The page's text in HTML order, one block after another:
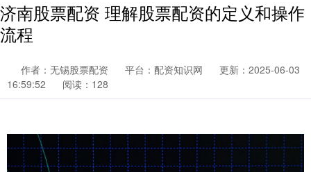
济南股票配资 理解股票配资的定义和操作
流程
作者：无锡股票配资 平台：配资知识网
更新：2025-06-03
16:59:52
阅读：128